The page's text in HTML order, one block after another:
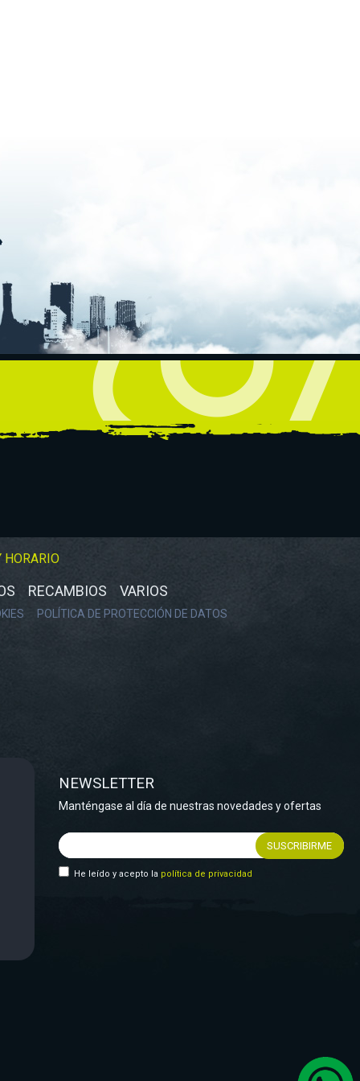
HORARIO
RECAMBIOS VARIOS
POLÍTICA DE PROTECCIÓN DE DATOS
NEWSLETTER
Manténgase al día de nuestras novedades y ofertas
He leído y acepto la política de privacidad